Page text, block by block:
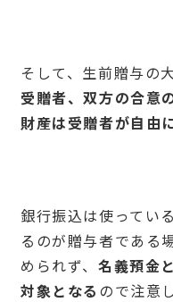
そして、生前贈与の
受贈者、双方の合意
財産は受贈者が自由
銀行振込は使ってい
るのが贈与者である
められず、 名義預金
対象となる ので注意